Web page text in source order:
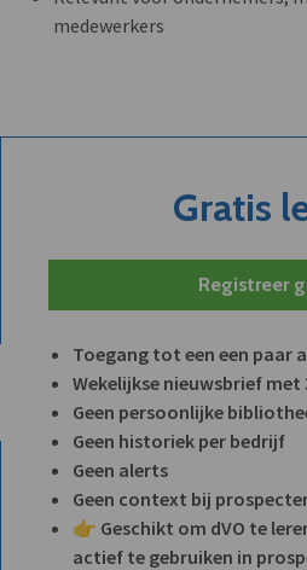
medewerkers
Gratis
Registreer
Toegang tot een een paar
Wekelijkse nieuwsbrief
Geen persoonlijke
Geen historiek per bedrijf
Geen alerts
Geen context bij
👉 Geschikt om dVO te
actief te gebruiken in